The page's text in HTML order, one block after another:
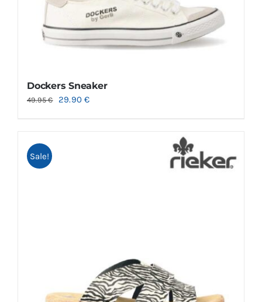
Dockers Sneaker
49.95€ 29.90€
Sale!